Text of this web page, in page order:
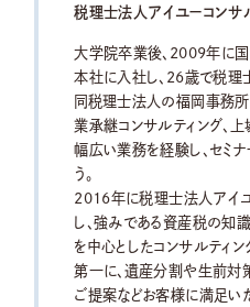
税理士法人アイユーコン
大学院卒業後、2009年に
本社に入社し、26歳で税
同税理士法人の福岡事務所
業承継コンサルティング、
幅広い業務を経験し、セミ
う。
2016年に税理士法人アイ
し、強みである資産税の知
を中心としたコンサルティ
第一に、遺産分割や生前対
ご提案などお客様に満足